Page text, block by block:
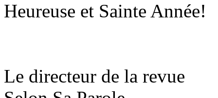
Heureuse et Sainte Année!
Le directeur de la revue